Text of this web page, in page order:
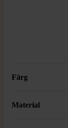
Färg
Material